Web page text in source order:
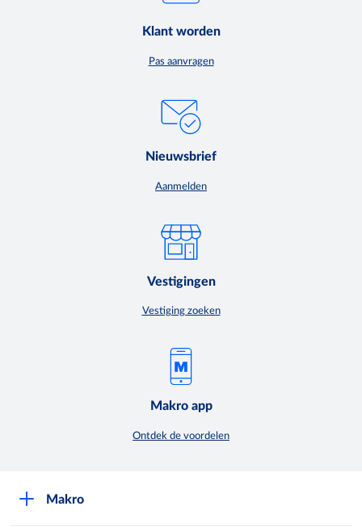
Klant worden
Pas aanvragen
Nieuwsbrief
Aanmelden
Vestigingen
Vestiging zoeken
Makro app
Ontdek de voordelen
Makro